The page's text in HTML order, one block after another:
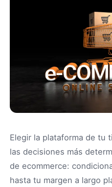
Elegir la plataforma de tu
las decisiones más
de ecommerce:
hasta tu margen a largo